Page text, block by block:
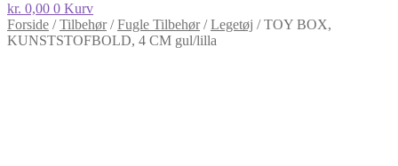
kr. 0,00 0 Kurv
Forside /Tilbehør/Fugle Tilbehør/Legetøj /TOY BOX,
KUNSTSTOFBOLD, 4 CM gul/lilla